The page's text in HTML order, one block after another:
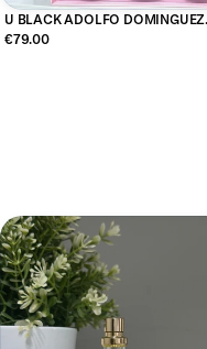
U BLACK ADOLFO DOMINGUEZ
WOMAN EAU DE TOILETTE 75ML
€79.00